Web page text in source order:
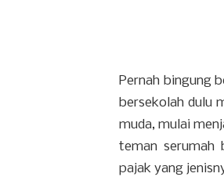
Pernah bingung
bersekolah dulu
muda, mulai
teman serumah
pajak yang